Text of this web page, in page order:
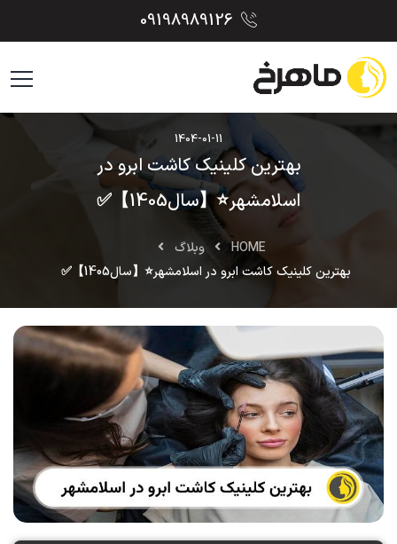
1404-01-11
بهترین کلینیک کاشت ابرو در
اسلامشهر⭐【سال1405】✅
HOME
وبلاگ
بهترین کلینیک کاشت ابرو در اسلامشهر⭐【سال1405】✅